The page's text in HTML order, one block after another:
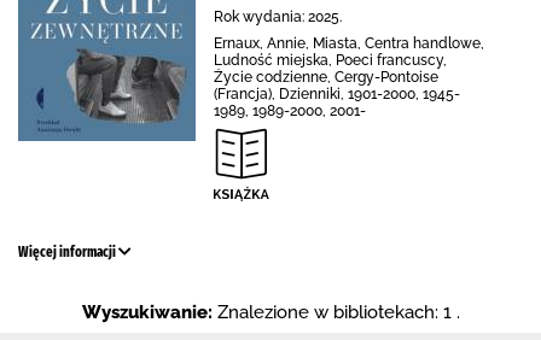
Rok wydania: 2025.
Ernaux, Annie, Miasta, Centra handlowe,
Ludność miejska, Poeci francuscy,
Życie codzienne, Cergy-Pontoise
(Francja), Dzienniki, 1901-2000, 1945-
1989, 1989-2000, 2001-
Więcej informacji
Wyszukiwanie: Znalezione w bibliotekach: 1 .